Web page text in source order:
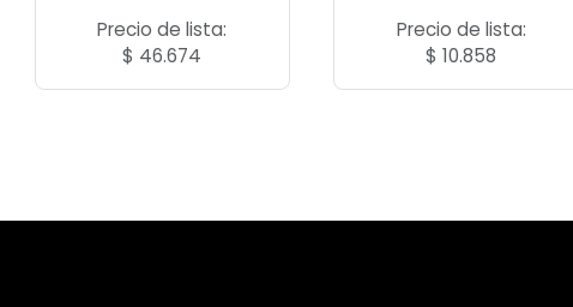
Precio de lista:
$ 46.674
Precio de lista:
$ 10.858